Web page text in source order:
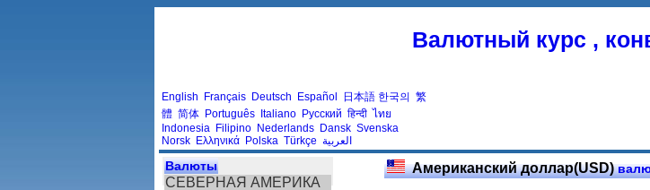
Валютный курс ,
English Français Deutsch Español 日本語 한국의 繁
體 简体 Português Italiano Русский हिन्दी ไทย
Indonesia Filipino Nederlands Dansk Svenska
Norsk Ελληνικά Polska Türkçe العربية
Валюты
СЕВЕРНАЯ АМЕРИКА
Американский доллар(USD)